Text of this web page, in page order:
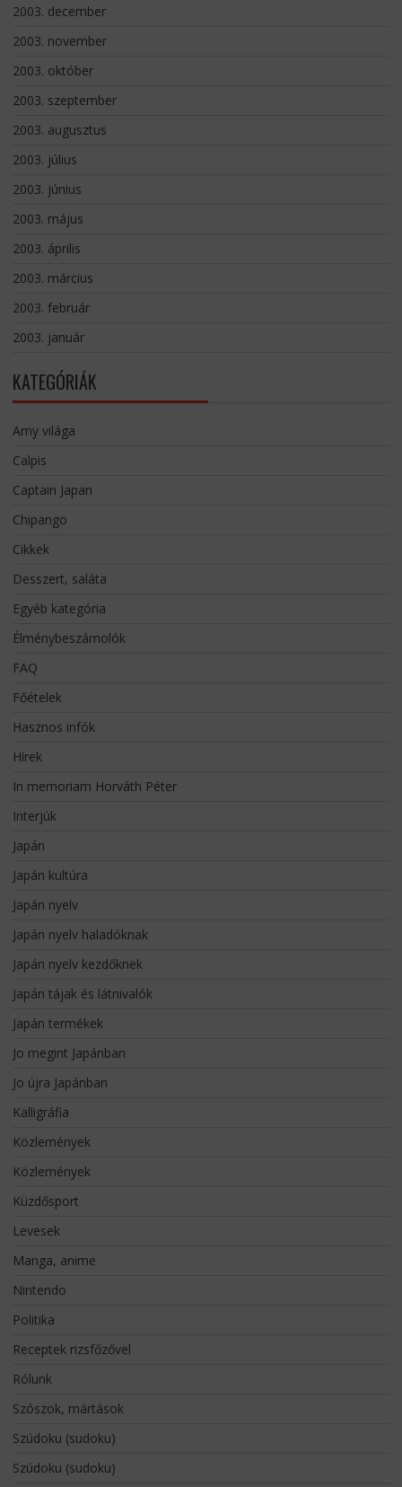
2003. december
2003. november
2003. október
2003. szeptember
2003. augusztus
2003. július
2003. június
2003. május
2003. április
2003. március
2003. február
2003. január
KATEGÓRIÁK
Amy világa
Calpis
Captain Japan
Chipango
Cikkek
Desszert, saláta
Egyéb kategória
Élménybeszámolók
FAQ
Főételek
Hasznos infók
Hírek
In memoriam Horváth Péter
Interjúk
Japán
Japán kultúra
Japán nyelv
Japán nyelv haladóknak
Japán nyelv kezdőknek
Japán tájak és látnivalók
Japán termékek
Jo megint Japánban
Jo újra Japánban
Kalligráfia
Közlemények
Közlemények
Küzdősport
Levesek
Manga, anime
Nintendo
Politika
Receptek rizsfőzővel
Rólunk
Szószok, mártások
Szúdoku (sudoku)
Szúdoku (sudoku)